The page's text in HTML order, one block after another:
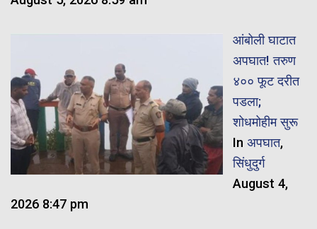
आंबोली घाटात
अपघात! तरुण
४०० फूट दरीत
पडला;
शोधमोहीम सुरू
In अपघात,
सिंधुदुर्ग
August 4,
2026 8:47 pm